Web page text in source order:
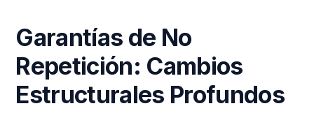
Garantías de No
Repetición: Cambios
Estructurales Profundos